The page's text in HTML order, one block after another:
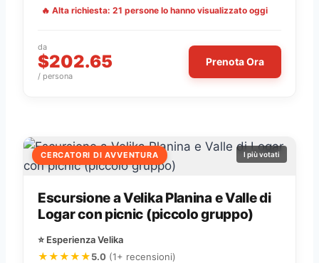
🔥 Alta richiesta: 21 persone lo hanno visualizzato oggi
da
$202.65
/ persona
Prenota Ora
CERCATORI DI AVVENTURA I più votati
Escursione a Velika Planina e Valle di
Logar con picnic (piccolo gruppo)
⭐ Esperienza Velika
★★★★★5.0 (1+ recensioni)